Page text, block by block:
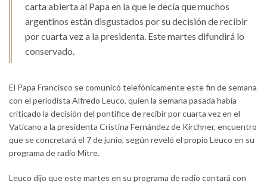
carta abierta al Papa en la que le decía que muchos
argentinos están disgustados por su decisión de recibir
por cuarta vez a la presidenta. Este martes difundirá lo
conservado.
El Papa Francisco se comunicó telefónicamente este fin de semana
con el periodista Alfredo Leuco, quien la semana pasada había
criticado la decisión del pontífice de recibir por cuarta vez en el
Vaticano a la presidenta Cristina Fernández de Kirchner, encuentro
que se concretará el 7 de junio, según reveló el propio Leuco en su
programa de radio Mitre.
Leuco dijo que este martes en su programa de radio contará con